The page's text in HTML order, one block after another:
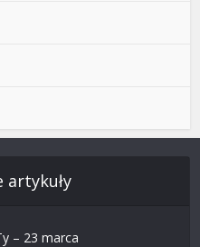
artykuły
– 23 marca